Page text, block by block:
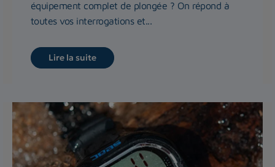
équipement complet de plongée ? On répond à
toutes vos interrogations et...
Lire la suite